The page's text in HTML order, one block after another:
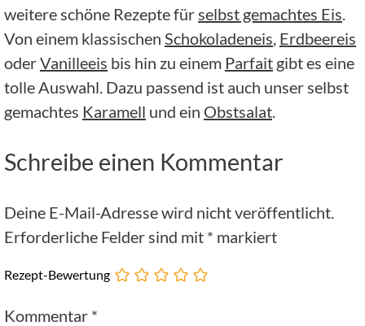
weitere schöne Rezepte fürselbst gemachtes Eis.
Von einem klassischen Schokoladeneis, Erdbeereis
oderVanilleeis bis hin zu einem Parfait gibt es eine
tolle Auswahl. Dazu passend ist auch unser selbst
gemachtes Karamell und ein Obstsalat.
Schreibe einen Kommentar
Deine E-Mail-Adresse wird nicht veröffentlicht.
Erforderliche Felder sind mit * markiert
Rezept-Bewertung
Kommentar *